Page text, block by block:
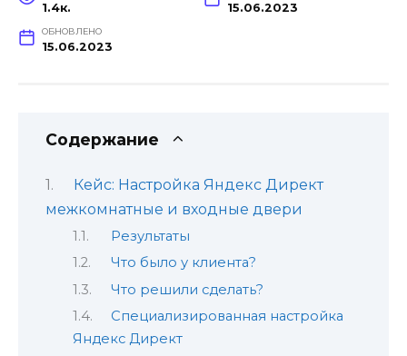
1.4к. 15.06.2023
ОБНОВЛЕНО
15.06.2023
Содержание
Кейс: Настройка Яндекс Директ
межкомнатные и входные двери
Результаты
Что было у клиента?
Что решили сделать?
Специализированная настройка
Яндекс Директ